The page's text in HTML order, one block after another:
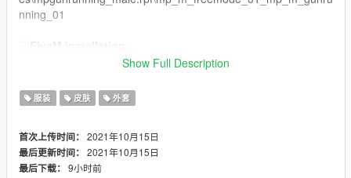
nning_01
If you want to use it as an addon just check
Show Full Description
服装 皮肤 外套
首次上传时间： 2021年10月15日
最后更新时间： 2021年10月15日
最后下载： 9小时前